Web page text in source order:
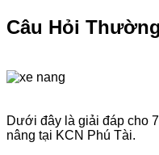
Câu Hỏi
Dưới đây là giải đáp cho
nâng tại KCN Phú Tài.